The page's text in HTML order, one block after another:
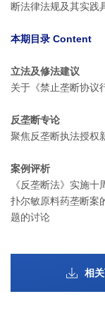
断法律法规及其实践
本期目录 Content
立法及修法建议
关于《禁止垄断协议
反垄断专论
聚焦反垄断执法授权
案例评析
《反垄断法》实施十
扑尔敏原料药垄断
题的讨论
相